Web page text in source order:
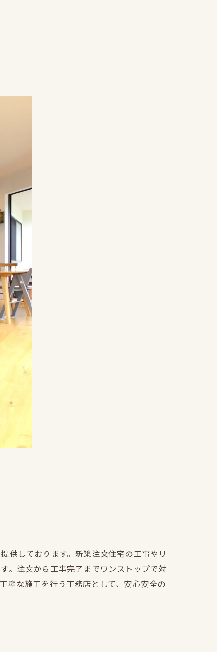
供しております。新築注文住宅の工事やリ
。注文から工事完了までワンストップで対
寧な施工を行う工務店として、安心安全の